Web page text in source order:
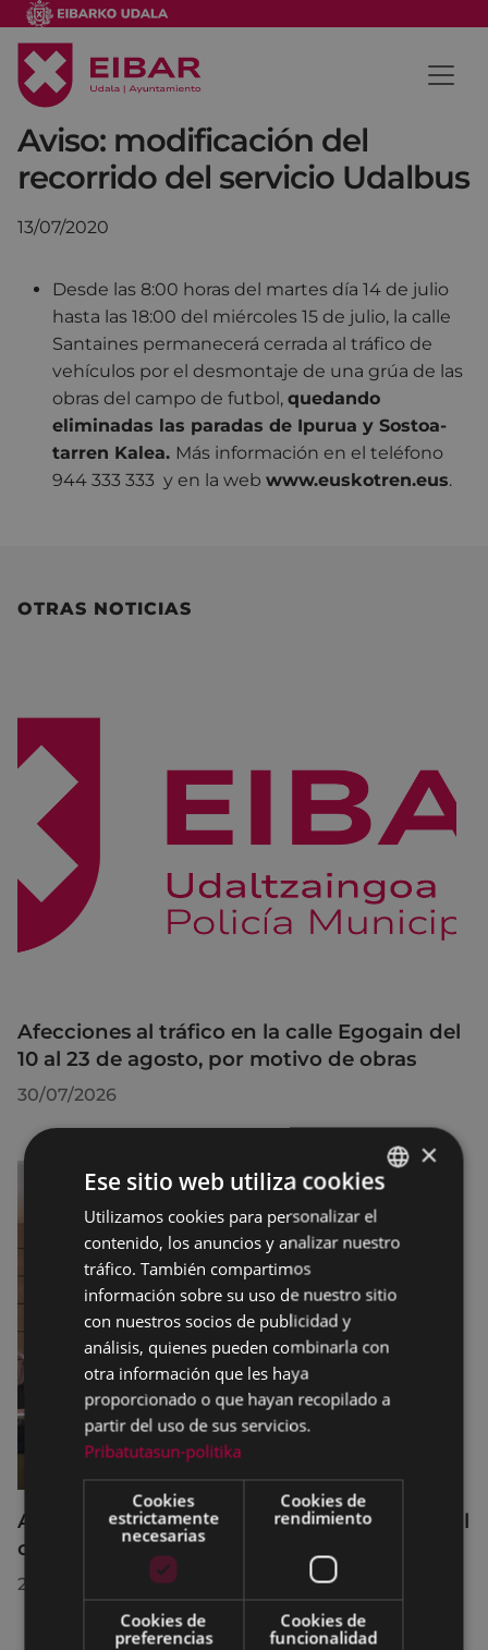
Aviso: modificación del
recorrido del servicio Udalbus
13/07/2020
Desde las 8:00 horas del martes día 14 de julio
hasta las 18:00 del miércoles 15 de julio, la calle
Santaines permanecerá cerrada al tráfico de
vehículos por el desmontaje de una grúa de las
obras del campo de futbol, quedando
eliminadas las paradas de Ipurua y Sostoa-
tarren Kalea. Más información en el teléfono
944 333 333 y en la web www.euskotren.eus.
OTRAS NOTICIAS
Afecciones al tráfico en la calle Egogain del
10 al 23 de agosto, por motivo de obras
30/07/2026
Acuerdos adoptados por el Pleno Municipal
celebrado el 27 de julio de 2026
28/07/2026
BASQUE
SPANISH
×
Ese sitio web utiliza cookies
Utilizamos cookies para personalizar el
contenido, los anuncios y analizar nuestro
tráfico. También compartimos
información sobre su uso de nuestro sitio
con nuestros socios de publicidad y
análisis, quienes pueden combinarla con
otra información que les haya
proporcionado o que hayan recopilado a
partir del uso de sus servicios.
Pribatutasun-politika
Cookies
estrictamente
necesarias
Cookies de
rendimiento
Cookies de
preferencias
Cookies de
funcionalidad